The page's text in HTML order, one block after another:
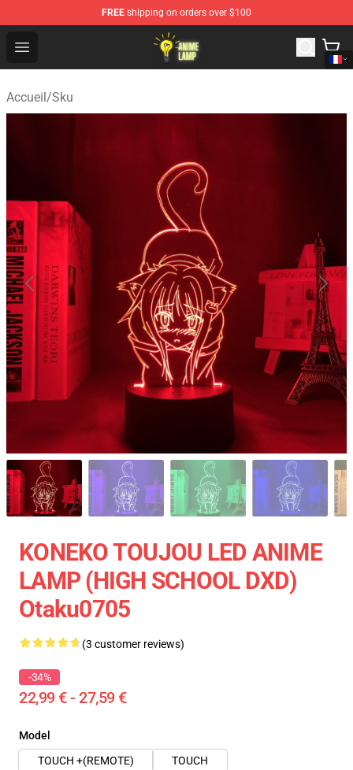
FREE shipping on orders over $100
Open menu
Anime Lamp Shop - The Best Store of Anime Lamp
Accueil/Sku
KONEKO TOUJOU LED ANIME
LAMP (HIGH SCHOOL DXD)
Otaku0705
(3 customer reviews)
-34%
22,99 € - 27,59 €
Model
TOUCH +(REMOTE)
TOUCH